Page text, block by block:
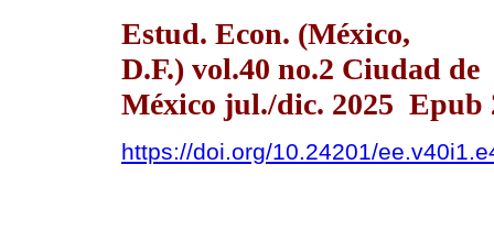
Estud. Econ. (México,
D.F.) vol.40 no.2 Ciudad de
México jul./dic. 2025 Epub
https://doi.org/10.24201/